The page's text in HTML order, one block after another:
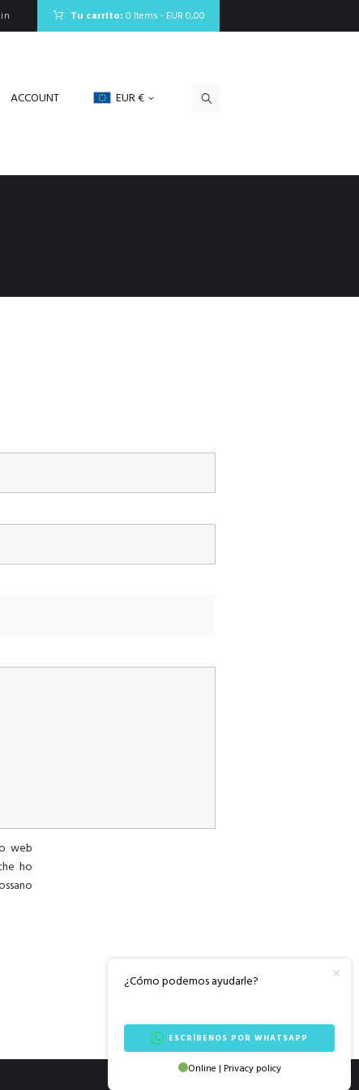
Tu carrito: 0 Items - EUR 0,00
ACCOUNT EUR €
web
ho
¿Cómo podemos ayudarle?
ESCRÍBENOS POR WHATSAPP
Online | Privacy policy